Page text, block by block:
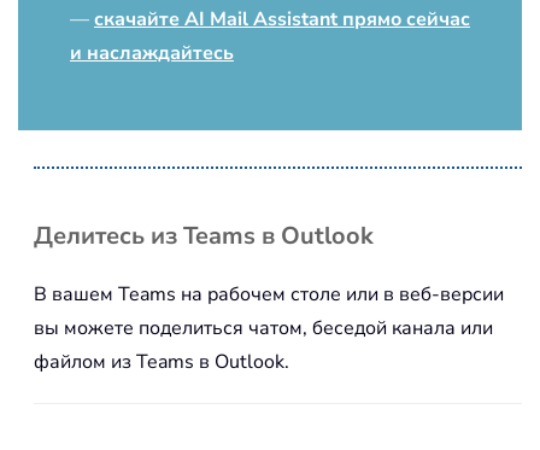
—скачайте AI Mail Assistant прямо сейчас
и наслаждайтесь
Делитесь из Teams в Outlook
В вашем Teams на рабочем столе или в веб-версии
вы можете поделиться чатом, беседой канала или
файлом из Teams в Outlook.